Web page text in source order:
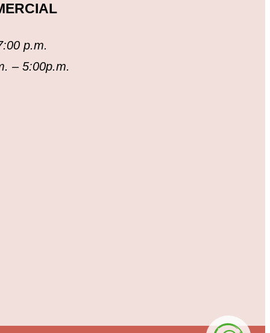
p.m.
– 5:00p.m.